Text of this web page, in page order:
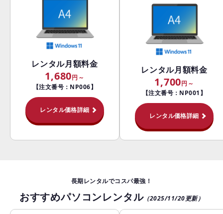
レンタル月額料金
1,680
【注文番号：NP006】
レンタル価格詳細
レンタル月額料金
1,700
【注文番号：NP001】
レンタル価格詳細
長期レンタルでコスパ最強！
おすすめパソコンレンタル（2025/11/20更新）